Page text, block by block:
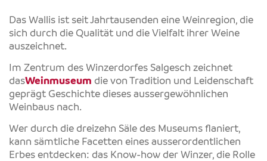
Das Wallis ist seit Jahrtausenden eine Weinregion, die
sich durch die Qualität und die Vielfalt ihrer Weine
auszeichnet.
Im Zentrum des Winzerdorfes Salgesch zeichnet
dasWeinmuseum die von Tradition und Leidenschaft
geprägt Geschichte dieses aussergewöhnlichen
Weinbaus nach.
Wer durch die dreizehn Säle des Museums flaniert,
kann sämtliche Facetten eines ausserordentlichen
Erbes entdecken: das Know-how der Winzer, die Rolle